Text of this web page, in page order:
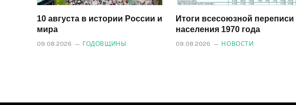
10 августа в истории России и
мира
09.08.2026 ГОДОВЩИНЫ
Итоги всесоюзной переписи
населения 1970 года
09.08.2026 НОВОСТИ